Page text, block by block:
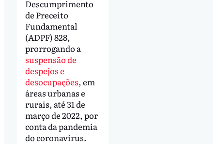
Descumprimento
de Preceito
Fundamental
(ADPF) 828,
prorrogando a
suspensão de
despejos e
desocupações, em
áreas urbanas e
rurais, até 31 de
março de 2022, por
conta da pandemia
do coronavírus.